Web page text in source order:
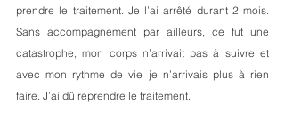
prendre le traitement. Je l’ai arrêté durant 2 mois.
Sans accompagnement par ailleurs, ce fut une
catastrophe, mon corps n’arrivait pas à suivre et
avec mon rythme de vie je n’arrivais plus à rien
faire. J’ai dû reprendre le traitement.